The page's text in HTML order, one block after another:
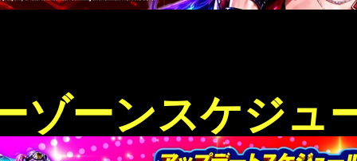
ゾーンスケジュ